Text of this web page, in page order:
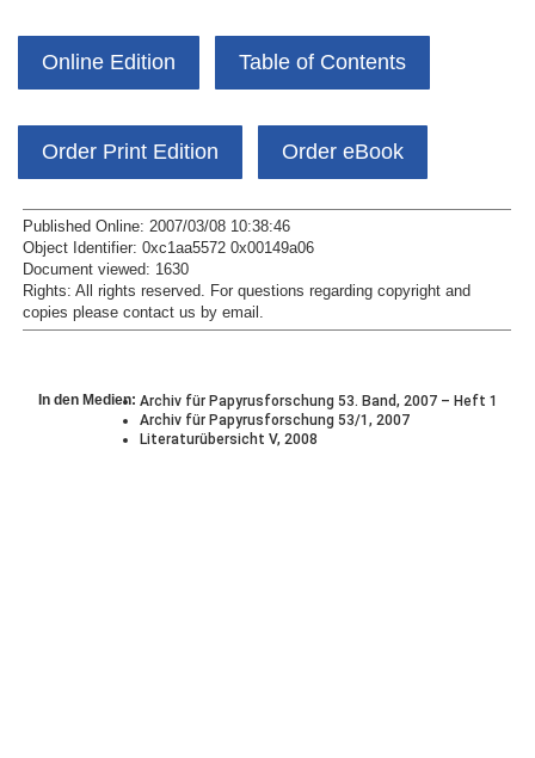
Online Edition Table of Contents
Order Print Edition Order eBook
Published Online: 2007/03/08 10:38:46
Object Identifier: 0xc1aa5572 0x00149a06
Document viewed: 1630
Rights: All rights reserved. For questions regarding copyright and
copies please contact us by email .
In den Medien: Archiv für Papyrusforschung 53. Band, 2007 – Heft 1
Archiv für Papyrusforschung 53/1, 2007
Literaturübersicht V, 2008